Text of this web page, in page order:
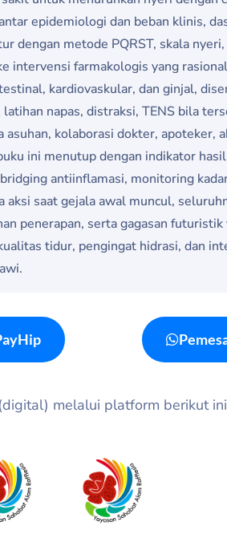
epidemiologi dan beban klinis,
dengan metode PQRST, skala
farmakologis yang
kardiovaskular, dan ginjal,
napas, distraksi, TENS bila
kolaborasi dokter, apoteker,
ini menutup dengan indikator
antiinflamasi, monitoring
saat gejala awal muncul,
penerapan, serta gagasan
tidur, pengingat hidrasi, dan
melalui platform berikut